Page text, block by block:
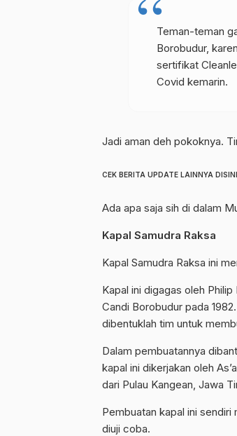
Teman-teman
Borobudur,
sertifikat
Covid kemarin.
Jadi aman deh pokoknya.
CEK BERITA UPDATE LAINNYA
Ada apa saja sih di dalam
Kapal Samudra Raksa
Kapal Samudra Raksa ini
Kapal ini digagas oleh
Candi Borobudur pada
dibentuklah tim untuk
Dalam pembuatannya
kapal ini dikerjakan oleh
dari Pulau Kangean, Jawa
Pembuatan kapal ini sendiri
diuji coba.